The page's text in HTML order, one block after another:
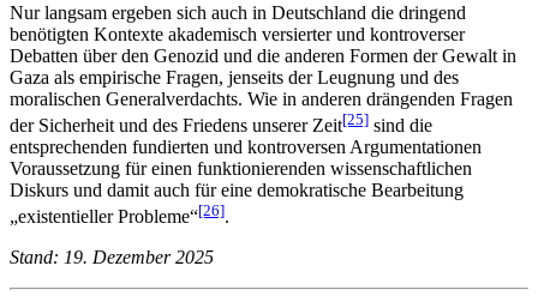
Nur langsam ergeben sich auch in Deutschland die dringend
benötigten Kontexte akademisch versierter und kontroverser
Debatten über den Genozid und die anderen Formen der Gewalt in
Gaza als empirische Fragen, jenseits der Leugnung und des
moralischen Generalverdachts. Wie in anderen drängenden Fragen
der Sicherheit und des Friedens unserer Zeit[25] sind die
entsprechenden fundierten und kontroversen Argumentationen
Voraussetzung für einen funktionierenden wissenschaftlichen
Diskurs und damit auch für eine demokratische Bearbeitung
„existentieller Probleme“[26].
Stand: 19. Dezember 2025